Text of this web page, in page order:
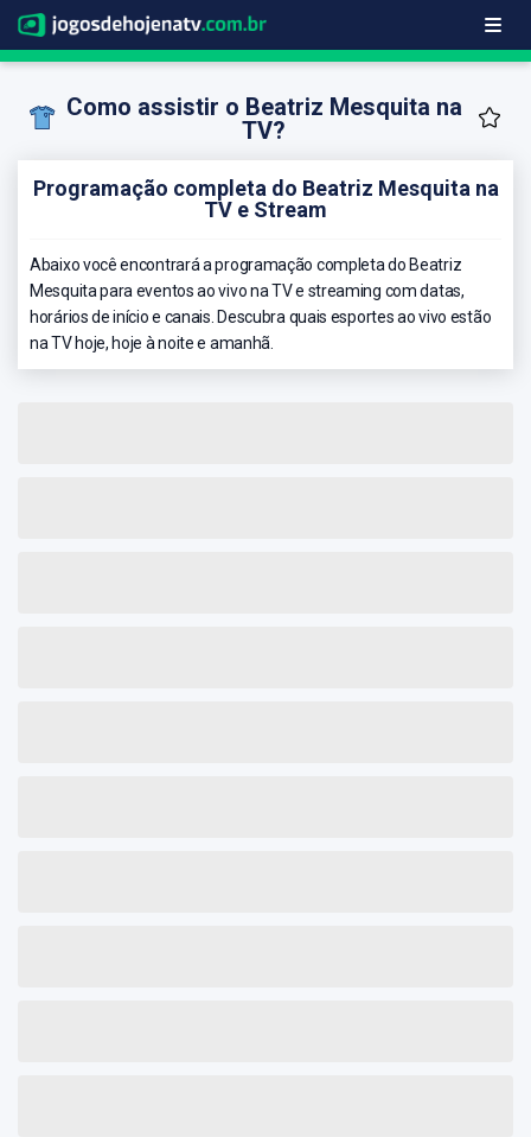
Como assistir o Beatriz Mesquita na
TV?
Programação completa do Beatriz Mesquita na
TV e Stream
Abaixo você encontrará a programação completa do Beatriz
Mesquita para eventos ao vivo na TV e streaming com datas,
horários de início e canais. Descubra quais esportes ao vivo estão
na TV hoje, hoje à noite e amanhã.